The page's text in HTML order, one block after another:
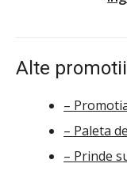
Alte
–
– Paleta
– Prinde